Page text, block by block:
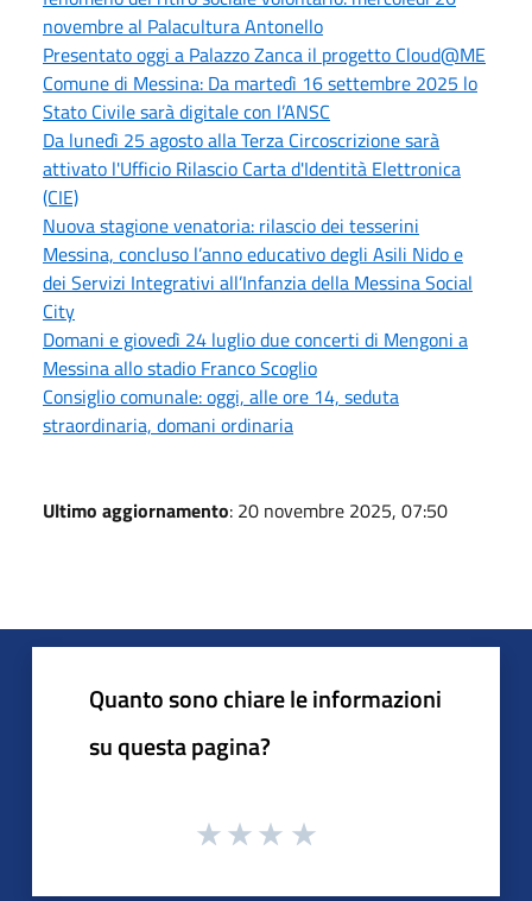
novembre al Palacultura Antonello
Presentato oggi a Palazzo Zanca il progetto Cloud@ME
Comune di Messina: Da martedì 16 settembre 2025 lo
Stato Civile sarà digitale con l’ANSC
Da lunedì 25 agosto alla Terza Circoscrizione sarà
attivato l'Ufficio Rilascio Carta d'Identità Elettronica
(CIE)
Nuova stagione venatoria: rilascio dei tesserini
Messina, concluso l’anno educativo degli Asili Nido e
dei Servizi Integrativi all’Infanzia della Messina Social
City
Domani e giovedì 24 luglio due concerti di Mengoni a
Messina allo stadio Franco Scoglio
Consiglio comunale: oggi, alle ore 14, seduta
straordinaria, domani ordinaria
Ultimo aggiornamento: 20 novembre 2025, 07:50
Quanto sono chiare le informazioni
su questa pagina?